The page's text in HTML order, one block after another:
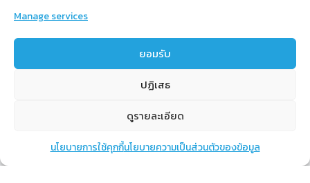
Manage services
ยอมรับ
ปฏิเสธ
ดูรายละเอียด
นโยบายการใช้คุกกี้นโยบายความเป็นส่วนตัวของข้อมูล
ขั้นตอนการสมัครสมาชิก
การสั่งซื้อสินค้าราคาสมาชิก
แชท หน้าสินค้า ตะกร้าสินค้า